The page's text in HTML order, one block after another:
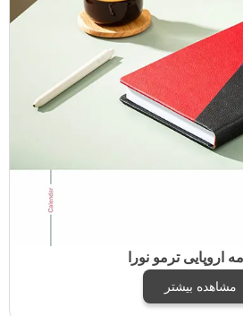
اروپایی ترمو نورا
مشاهده بیشتر